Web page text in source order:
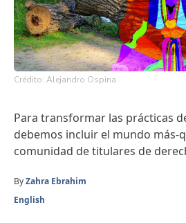
Crédito: Alejandro Ospina
Para transformar las prácticas
debemos incluir el mundo más-
comunidad de titulares de
ByZahra Ebrahim
English